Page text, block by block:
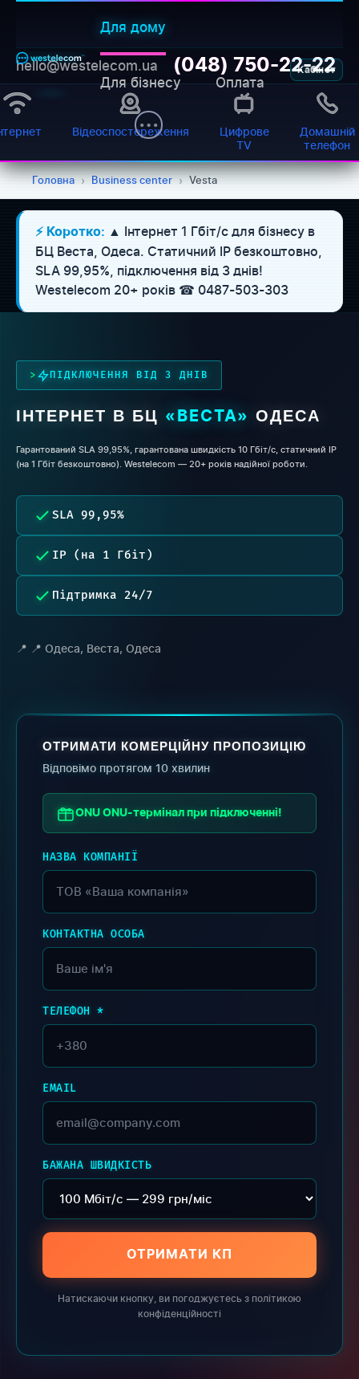
Для дому
Для бізнесу Оплата
Кабінет
hello@westelecom.ua (048) 750-22-22
Відеоспостереження
Цифрове
TV
Домашній
телефон
Головна › Business center › Vesta
⚡ Коротко: ▲ Інтернет 1 Гбіт/с для бізнесу в
БЦ Веста, Одеса. Статичний IP безкоштовно,
SLA 99,95%, підключення від 3 днів!
Westelecom 20+ років ☎ 0487-503-303
ПІДКЛЮЧЕННЯ ВІД 3 ДНІВ
ІНТЕРНЕТ В БЦ «ВЕСТА» ОДЕСА
Гарантований SLA 99,95%, гарантована швидкість 10 Гбіт/с, статичний IP
(на 1 Гбіт безкоштовно). Westelecom — 20+ років надійної роботи.
SLA 99,95%
IP (на 1 Гбіт)
Підтримка 24/7
📍 Одеса, Веста, Одеса
ОТРИМАТИ КОМЕРЦІЙНУ ПРОПОЗИЦІЮ
Відповімо протягом 10 хвилин
ONU ONU-термінал при підключенні!
НАЗВА КОМПАНІЇ
КОНТАКТНА ОСОБА
ТЕЛЕФОН *
EMAIL
БАЖАНА ШВИДКІСТЬ
ОТРИМАТИ КП
Натискаючи кнопку, ви погоджуєтесь з політикою
конфіденційності